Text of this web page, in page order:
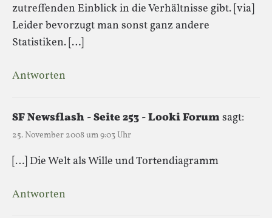
zutreffenden Einblick in die Verhältnisse gibt. [via]
Leider bevorzugt man sonst ganz andere
Statistiken. […]
Antworten
SF Newsflash - Seite 253 - Looki Forumsagt:
25. November 2008 um 9:03 Uhr
[…] Die Welt als Wille und Tortendiagramm
Antworten